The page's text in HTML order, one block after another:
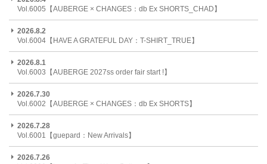
Vol.6005【AUBERGE × CHANGES：db Ex SHORTS_CHAD】
2026.8.2
Vol.6004【HAVE A GRATEFUL DAY：T-SHIRT_TRUE】
2026.8.1
Vol.6003【AUBERGE 2027ss order fair start !】
2026.7.30
Vol.6002【AUBERGE × CHANGES：db Ex SHORTS】
2026.7.28
Vol.6001【guepard：New Arrivals】
2026.7.26